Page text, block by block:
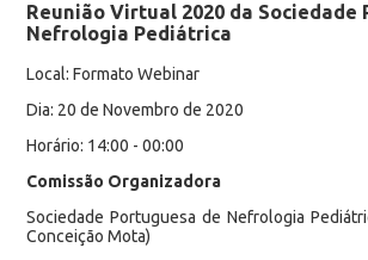
Reunião Virtual 2020 da Sociedade
Nefrologia Pediátrica
Local: Formato Webinar
Dia: 20 de Novembro de 2020
Horário: 14:00 - 00:00
Comissão Organizadora
Sociedade Portuguesa de Nefrologia
Conceição Mota)